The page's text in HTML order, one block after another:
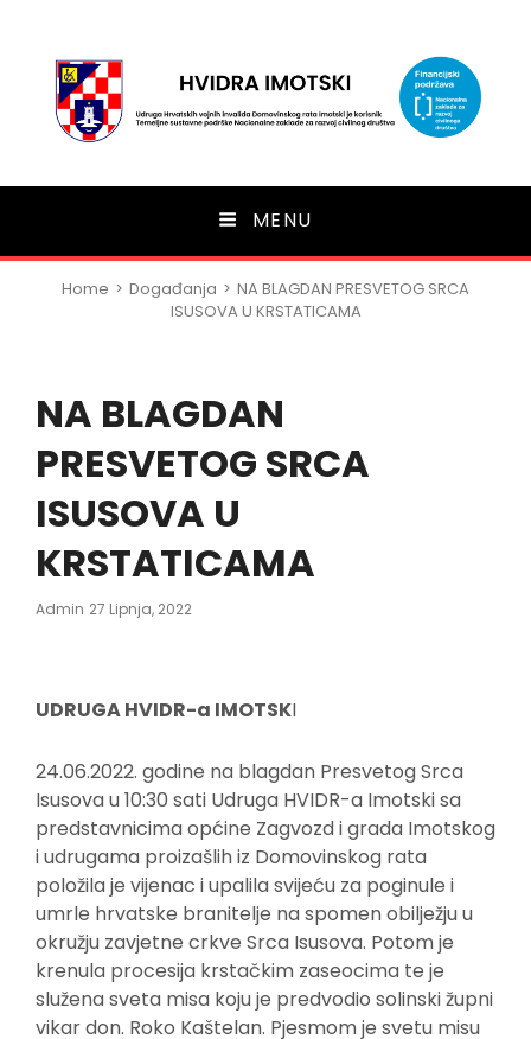
HVIDRA Imotski
MENU
Home > Događanja > NA BLAGDAN PRESVETOG SRCA
ISUSOVA U KRSTATICAMA
NA BLAGDAN
PRESVETOG SRCA
ISUSOVA U
KRSTATICAMA
Admin Posted
27 Lipnja, 2022
UDRUGA HVIDR-a IMOTSKI
24.06.2022. godine na blagdan Presvetog Srca
Isusova u 10:30 sati Udruga HVIDR-a Imotski sa
predstavnicima općine Zagvozd i grada Imotskog
i udrugama proizašlih iz Domovinskog rata
položila je vijenac i upalila svijeću za poginule i
umrle hrvatske branitelje na spomen obilježju u
okružju zavjetne crkve Srca Isusova. Potom je
krenula procesija krstačkim zaseocima te je
služena sveta misa koju je predvodio solinski župni
vikar don. Roko Kaštelan. Pjesmom je svetu misu